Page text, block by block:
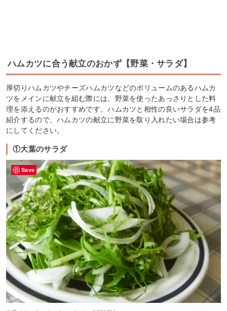
ハムカツに合う献立のおかず【野菜・サラダ】
厚切りハムカツやチーズハムカツなどのボリュームのあるハムカ
ツをメインに献立を組む際には、野菜を使ったあっさりとした料
理を添えるのがおすすめです。ハムカツと相性の良いサラダを4品
紹介するので、ハムカツの献立に野菜を取り入れたい場合は参考
にしてください。
①大葉のサラダ
Save